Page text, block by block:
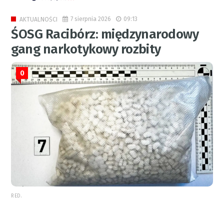
AKTUALNOŚCI 7 sierpnia 2026 09:13
ŚOSG Racibórz: międzynarodowy
gang narkotykowy rozbity
0
RED.